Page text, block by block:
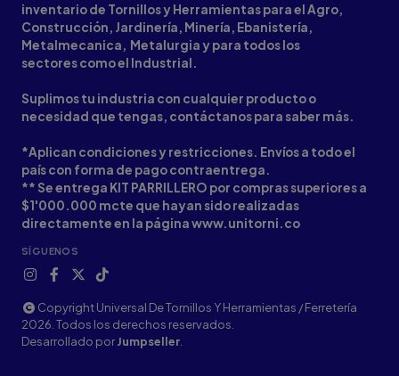
inventario de Tornillos y Herramientas para el Agro,
Construcción, Jardinería, Minería, Ebanistería,
Metalmecanica, Metalurgia y para todos los
sectores como el Industrial.
Suplimos tu industria con cualquier producto o
necesidad que tengas, contáctanos para saber más.
*Aplican condiciones y restricciones. Envíos a todo el
país con forma de pago contraentrega.
** Se entrega KIT PARRILLERO por compras superiores a
$1'000.000 mcte que hayan sido realizadas
directamente en la página www.unitorni.co
SÍGUENOS
Copyright Universal De Tornillos Y Herramientas / Ferretería
2026. Todos los derechos reservados.
Desarrollado porJumpseller